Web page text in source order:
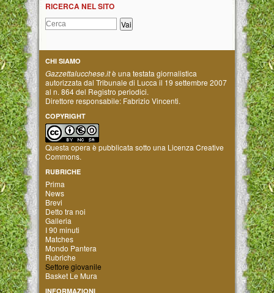
RICERCA NEL SITO
CHI SIAMO
Gazzettalucchese.itè una testata giornalistica
autorizzata dal Tribunale di Lucca il 19 settembre 2007
al n. 864 del Registro periodici.
Direttore responsabile: Fabrizio Vincenti.
COPYRIGHT
Questa opera è pubblicata sotto una Licenza Creative
Commons.
RUBRICHE
Prima
News
Brevi
Detto tra noi
Galleria
I 90 minuti
Matches
Mondo Pantera
Rubriche
Settore giovanile
Basket Le Mura
INFORMAZIONI